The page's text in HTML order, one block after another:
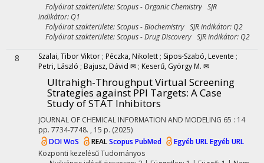
Folyóirat szakterülete: Scopus - Organic Chemistry SJR
indikátor: Q1
Folyóirat szakterülete: Scopus - Biochemistry SJR indikátor: Q2
Folyóirat szakterülete: Scopus - Drug Discovery SJR indikátor: Q2
8 Szalai, Tibor Viktor ; Péczka, Nikolett ; Sipos-Szabó, Levente ;
Petri, László ; Bajusz, Dávid ✉ ; Keserű, György M. ✉
Ultrahigh-Throughput Virtual Screening
Strategies against PPI Targets: A Case
Study of STAT Inhibitors
JOURNAL OF CHEMICAL INFORMATION AND MODELING 65 : 14
pp. 7734-7748. , 15 p. (2025)
DOIWoS REALScopus PubMed Egyéb URLEgyéb URL
Központi kezelésűTudományos